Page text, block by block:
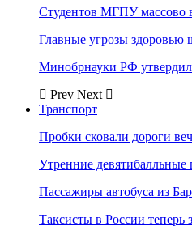
Студентов МГПУ массово
Главные угрозы здоровью
Минобрнауки РФ
Prev Next
Транспорт
Пробки сковали дороги
Утренние девятибалльные
Пассажиры автобуса из
Таксисты в России теперь